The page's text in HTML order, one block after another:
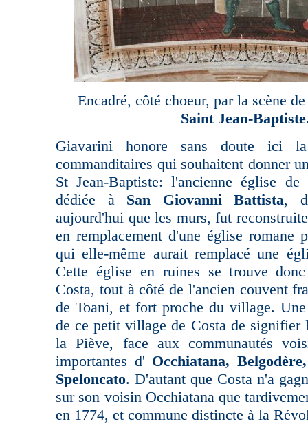
Encadré, côté choeur, par la scène
Saint Jean-Baptiste
Giavarini honore sans doute ici
commanditaires qui souhaitent donner
St Jean-Baptiste: l'ancienne église de
dédiée à San Giovanni Battista,
aujourd'hui que les murs, fut
en remplacement d'une église romane
qui elle-même aurait remplacé une
Cette église en ruines se trouve
Costa, tout à côté de l'ancien couvent
de Toani, et fort proche du village.
de ce petit village de Costa de signifier
la Piève, face aux communautés
importantes d' Occhiatana,
Speloncato. D'autant que Costa n'a
sur son voisin Occhiatana que
en 1774, et commune distincte à la